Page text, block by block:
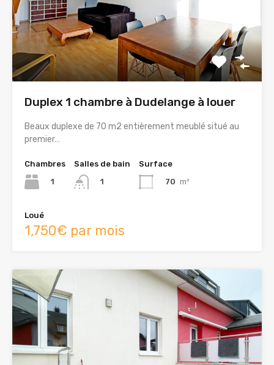
Duplex 1 chambre à Dudelange à louer
Beaux duplexe de 70 m2 entièrement meublé situé au
premier…
Chambres
1
Salles de bain
1
Surface
70 m²
Loué
1,750€ par mois